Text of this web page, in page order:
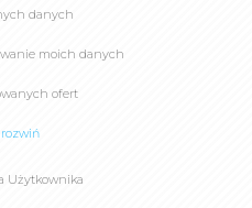
danych
moich danych
ofert
rozwiń
Użytkownika